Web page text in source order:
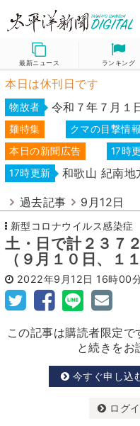
最新ニュース ランキング
本日は休刊日です
物故者 令和７年７月１
麺特集 クマの目撃情
本日の新聞広告 17時
17時更新 和歌山 紀南地
過去記事 9月12日
新型コロナウイルス感染症
土・日で計２３７
（９月１０日、１
2022年9月12日 16時00
この記事は購読者限定
と続きをお
今すぐ申し込
ログ